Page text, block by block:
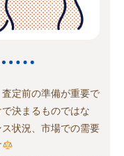
定前の準備が重要で
決まるものではな
状況、市場での需要